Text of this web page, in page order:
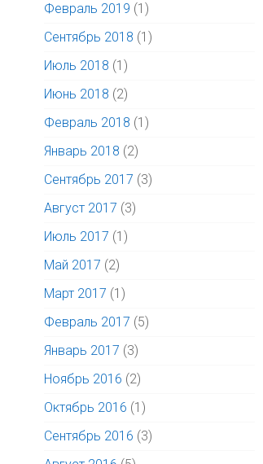
Февраль 2019 (1)
Сентябрь 2018 (1)
Июль 2018 (1)
Июнь 2018 (2)
Февраль 2018 (1)
Январь 2018 (2)
Сентябрь 2017 (3)
Август 2017 (3)
Июль 2017 (1)
Май 2017 (2)
Март 2017 (1)
Февраль 2017 (5)
Январь 2017 (3)
Ноябрь 2016 (2)
Октябрь 2016 (1)
Сентябрь 2016 (3)